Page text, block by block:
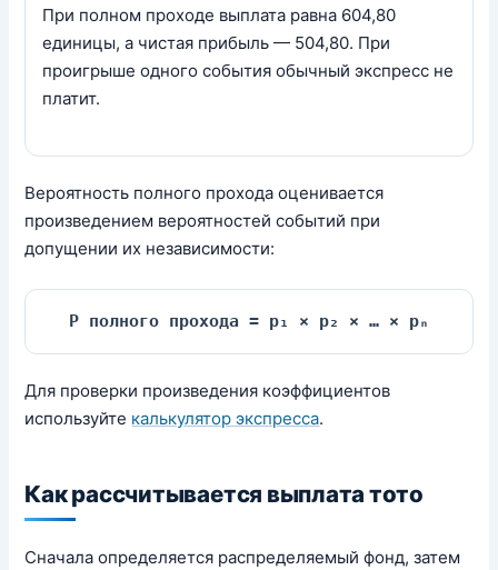
При полном проходе выплата равна 604,80
единицы, а чистая прибыль — 504,80. При
проигрыше одного события обычный экспресс не
платит.
Вероятность полного прохода оценивается
произведением вероятностей событий при
допущении их независимости:
P полного прохода = p₁ × p₂ × … × pₙ
Для проверки произведения коэффициентов
используйте калькулятор экспресса.
Как рассчитывается выплата тото
Сначала определяется распределяемый фонд, затем